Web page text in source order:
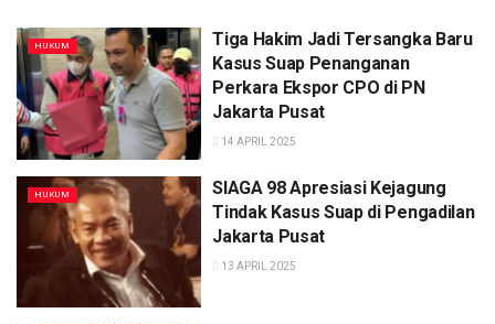
HUKUM
Tiga Hakim Jadi Tersangka Baru
Kasus Suap Penanganan
Perkara Ekspor CPO di PN
Jakarta Pusat
14 APRIL 2025
HUKUM
SIAGA 98 Apresiasi Kejagung
Tindak Kasus Suap di Pengadilan
Jakarta Pusat
13 APRIL 2025